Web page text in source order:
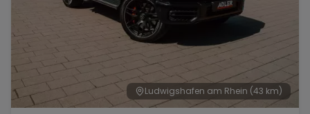
Ludwigshafen am Rhein (43 km)